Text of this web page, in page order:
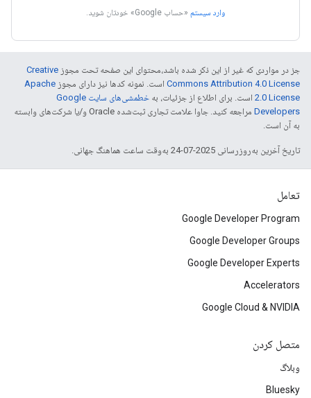
وارد سیستم «حساب Google» خودتان شوید.
جز در مواردی که غیر از این ذکر شده باشد،‌محتوای این صفحه تحت مجوز Creative
Commons Attribution 4.0 License است. نمونه کدها نیز دارای مجوز Apache
2.0 License است. برای اطلاع از جزئیات، به
خطمشی‌های سایت Google
Developers‏
مراجعه کنید. جاوا علامت تجاری ثبت‌شده Oracle و/یا شرکت‌های وابسته
به آن است.
تاریخ آخرین به‌روزرسانی 2025-07-24 به‌وقت ساعت هماهنگ جهانی.
تعامل
Google Developer Program
Google Developer Groups
Google Developer Experts
Accelerators
Google Cloud & NVIDIA
متصل کردن
وبلاگ
Bluesky